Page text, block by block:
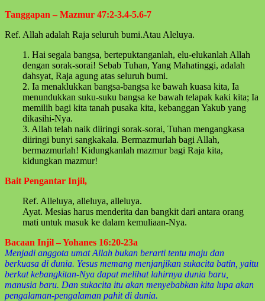
Tanggapan – Mazmur 47:2-3.4-5.6-7
Ref. Allah adalah Raja seluruh bumi.Atau Aleluya.
1. Hai segala bangsa, bertepuktanganlah, elu-elukanlah Allah
dengan sorak-sorai! Sebab Tuhan, Yang Mahatinggi, adalah
dahsyat, Raja agung atas seluruh bumi.
2. Ia menaklukkan bangsa-bangsa ke bawah kuasa kita, Ia
menundukkan suku-suku bangsa ke bawah telapak kaki kita; Ia
memilih bagi kita tanah pusaka kita, kebanggan Yakub yang
dikasihi-Nya.
3. Allah telah naik diiringi sorak-sorai, Tuhan mengangkasa
diiringi bunyi sangkakala. Bermazmurlah bagi Allah,
bermazmurlah! Kidungkanlah mazmur bagi Raja kita,
kidungkan mazmur!
Bait Pengantar Injil,
Ref. Alleluya, alleluya, alleluya.
Ayat. Mesias harus menderita dan bangkit dari antara orang
mati untuk masuk ke dalam kemuliaan-Nya.
Bacaan Injil – Yohanes 16:20-23a
Menjadi anggota umat Allah bukan berarti tentu maju dan
berkuasa di dunia. Yesus memang menjanjikan sukacita batin, yaitu
berkat kebangkitan-Nya dapat melihat lahirnya dunia baru,
manusia baru. Dan sukacita itu akan menyebabkan kita lupa akan
pengalaman-pengalaman pahit di dunia.